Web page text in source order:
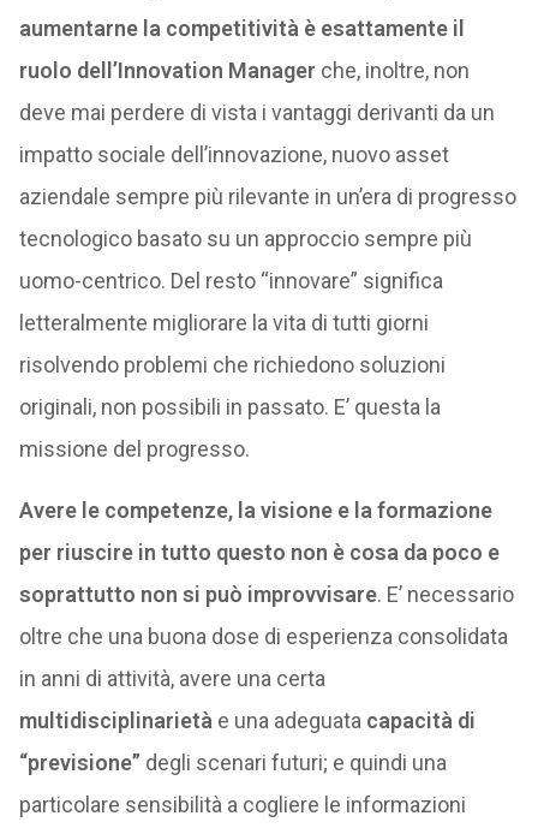
aumentarne la competitività è esattamente il
ruolo dell’Innovation Manager che, inoltre, non
deve mai perdere di vista i vantaggi derivanti da un
impatto sociale dell’innovazione, nuovo asset
aziendale sempre più rilevante in un’era di progresso
tecnologico basato su un approccio sempre più
uomo-centrico. Del resto “innovare” significa
letteralmente migliorare la vita di tutti giorni
risolvendo problemi che richiedono soluzioni
originali, non possibili in passato. E’ questa la
missione del progresso.
Avere le competenze, la visione e la formazione
per riuscire in tutto questo non è cosa da poco e
soprattutto non si può improvvisare. E’ necessario
oltre che una buona dose di esperienza consolidata
in anni di attività, avere una certa
multidisciplinarietà e una adeguata capacità di
“previsione” degli scenari futuri; e quindi una
particolare sensibilità a cogliere le informazioni